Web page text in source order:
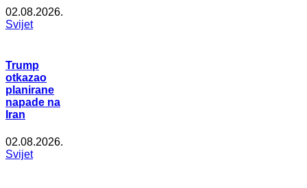
02.08.2026.
Svijet
Trump
otkazao
planirane
napade na
Iran
02.08.2026.
Svijet